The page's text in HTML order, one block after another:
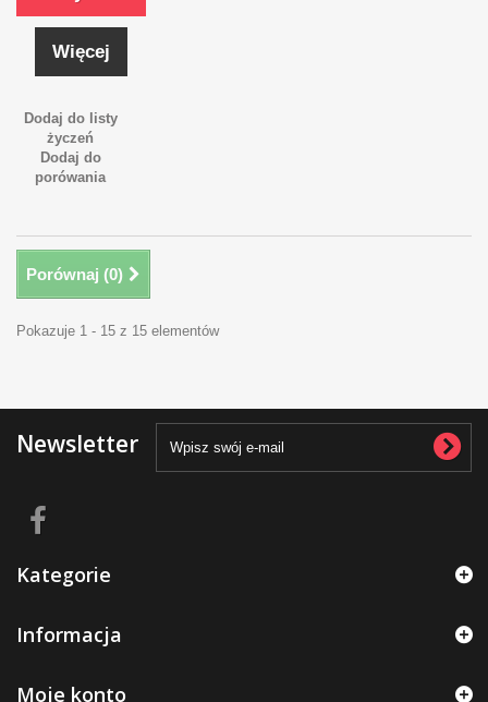
Więcej
Dodaj do listy
życzeń
Dodaj do
porówania
Porównaj (0)
Pokazuje 1 - 15 z 15 elementów
Newsletter
Kategorie
Informacja
Moje konto